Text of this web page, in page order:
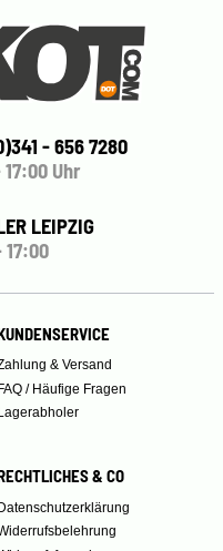
- 656 7280
Uhr
LEIPZIG
& Versand
/ Häufige Fragen
Lagerabholer
& CO